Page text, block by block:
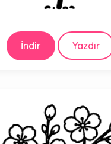
İndir Yazdır